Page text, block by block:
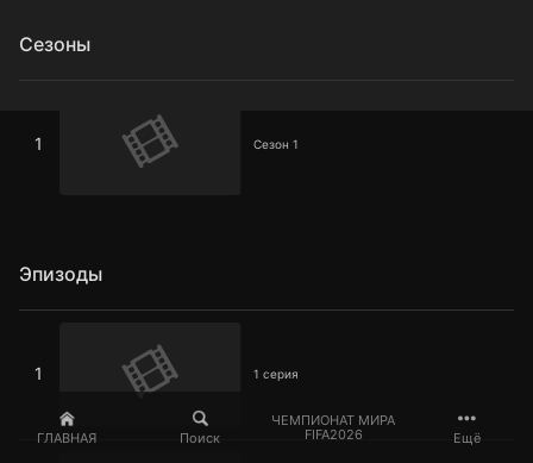
ГЛАВНАЯ Поиск
ЧЕМПИОНАТ МИРА
FIFA2026
Ещё
Сезоны
1 Сезон 1
Эпизоды
1 1 серия
2 серия